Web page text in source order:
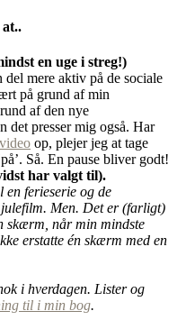
en uge i streg!)
mere aktiv på de sociale
på grund af min
af den nye
det presser mig også. Har
video op, plejer jeg at tage
Så. En pause bliver godt!
har valgt til).
ferieserie og de
Men. Det er (farligt)
skærm, når min mindste
erstatte én skærm med en
i hverdagen. Lister og
til i min bog.